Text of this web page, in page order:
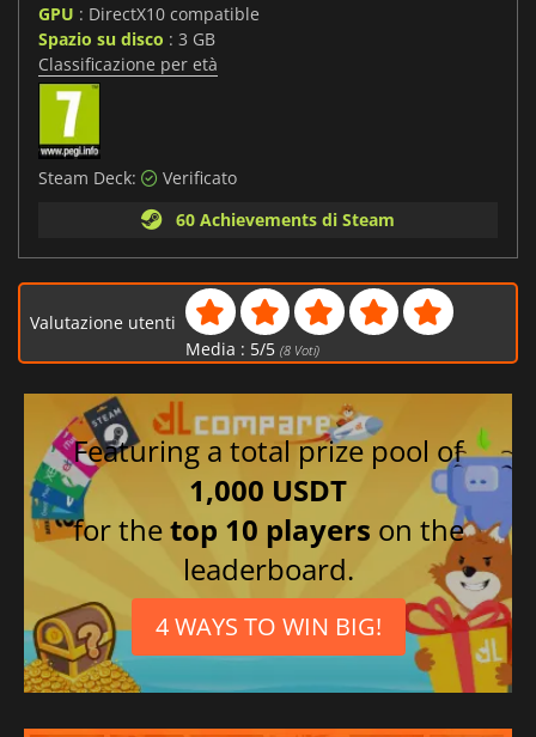
GPU : DirectX10 compatible
Spazio su disco : 3 GB
Classificazione per età
Steam Deck:
Verificato
60 Achievements di Steam
Valutazione utenti
Media : 5/5 (8Voti)
Featuring a total prize pool of
1,000 USDT
for thetop 10 players on the
leaderboard.
4 WAYS TO WIN BIG!